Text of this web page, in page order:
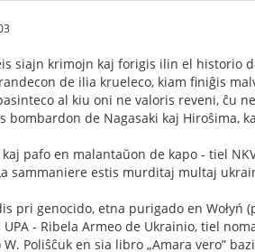
siajn krimojn kaj forigis ilin el historio
de ilia krueleco, kiam finiĝis
al kiu oni ne valoris reveni, ĉu
bombardon de Nagasaki kaj Hiroŝima,
pafo en malantaŭon de kapo - tiel
sammaniere estis murditaj multaj
pri genocido, etna purigado en Wołyń
UPA - Ribela Armeo de Ukrainio, tiel
Poliŝĉuk en sia libro „Amara vero”